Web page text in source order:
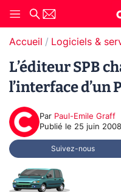
Accueil Logiciels &
L’éditeur SPB
l’interface d’un
Par Paul-Emile Graff
Publié le 25 juin 2008
Suivez-nous